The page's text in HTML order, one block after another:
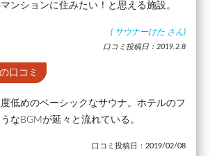
ンションに住みたい！と思える施設。
( サウナーけた さん)
口コミ投稿日：2019.2.8
口コミ
低めのベーシックなサウナ。ホテルのフ
なBGMが延々と流れている。
口コミ投稿日：2019/02/08